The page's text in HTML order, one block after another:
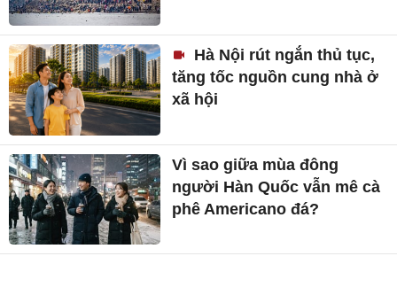
Hà Nội rút ngắn thủ tục,
tăng tốc nguồn cung nhà ở
xã hội
Vì sao giữa mùa đông
người Hàn Quốc vẫn mê cà
phê Americano đá?